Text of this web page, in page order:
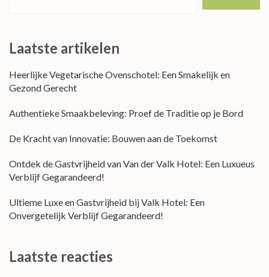
Laatste artikelen
Heerlijke Vegetarische Ovenschotel: Een Smakelijk en
Gezond Gerecht
Authentieke Smaakbeleving: Proef de Traditie op je Bord
De Kracht van Innovatie: Bouwen aan de Toekomst
Ontdek de Gastvrijheid van Van der Valk Hotel: Een Luxueus
Verblijf Gegarandeerd!
Ultieme Luxe en Gastvrijheid bij Valk Hotel: Een
Onvergetelijk Verblijf Gegarandeerd!
Laatste reacties